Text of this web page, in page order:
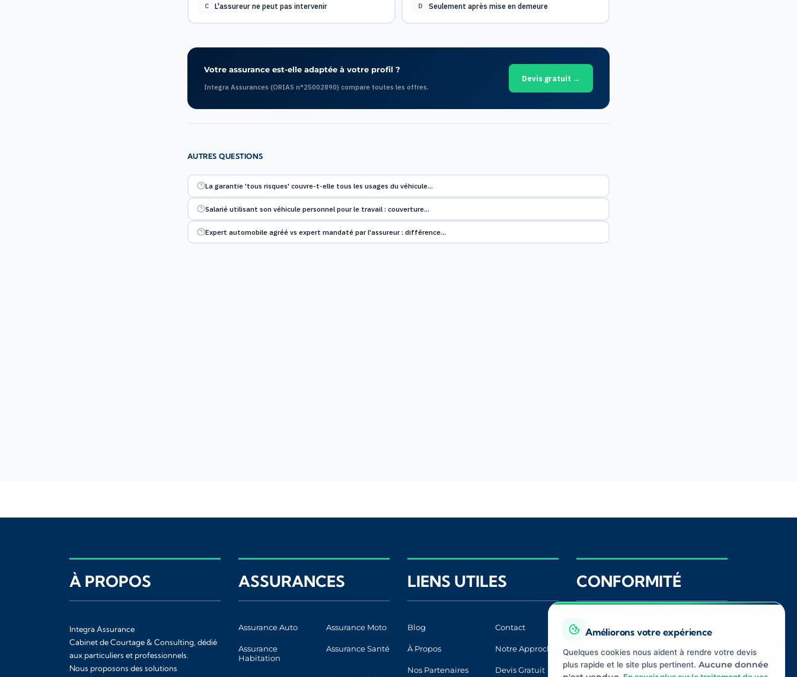
C L'assureur ne peut pas intervenir D Seulement après mise en demeure
Votre assurance est-elle adaptée à votre profil ?
Integra Assurances (ORIAS n°25002890) compare toutes les offres.
Devis gratuit →
AUTRES QUESTIONS
La garantie 'tous risques' couvre-t-elle tous les usages du véhicule…
Salarié utilisant son véhicule personnel pour le travail : couverture…
Expert automobile agréé vs expert mandaté par l'assureur : différence…
À PROPOS
Integra Assurance
Cabinet de Courtage & Consulting, dédié
aux particuliers et professionnels.
Nous proposons des solutions
ASSURANCES
Assurance Auto Assurance Moto
Assurance
Habitation
Assurance Santé
LIENS UTILES
Blog Contact
À Propos Notre Approche
Nos Partenaires Devis Gratuit
CONFORMITÉ
Registre ORIAS ACPR
CNIL
Médiateur
Assurance
Améliorons votre expérience
Quelques cookies nous aident à rendre votre devis
plus rapide et le site plus pertinent. Aucune donnée